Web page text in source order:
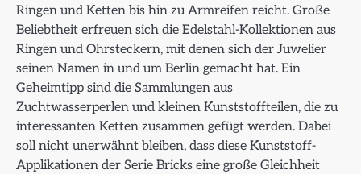
Ringen und Ketten bis hin zu Armreifen reicht. Große
Beliebtheit erfreuen sich die Edelstahl-Kollektionen aus
Ringen und Ohrsteckern, mit denen sich der Juwelier
seinen Namen in und um Berlin gemacht hat. Ein
Geheimtipp sind die Sammlungen aus
Zuchtwasserperlen und kleinen Kunststoffteilen, die zu
interessanten Ketten zusammen gefügt werden. Dabei
soll nicht unerwähnt bleiben, dass diese Kunststoff-
Applikationen der Serie Bricks eine große Gleichheit